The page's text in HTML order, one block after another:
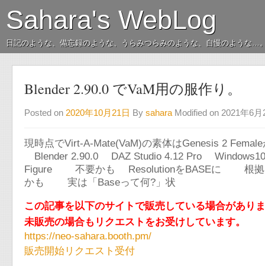
Sahara's WebLog
日記のような、備忘録のような、うらみつらみのような、自慢のような…
Blender 2.90.0 でVaM用の服作り。
Posted on 2020年10月21日 By sahara Modified on 2021年6月
現時点でVirt-A-Mate(VaM)の素体はGenesis 2
Blender 2.90.0 DAZ Studio 4.12 Pro
Figure 不要かも ResolutionをBASEに 根拠は
かも 実は「Baseって何?」状
この記事を以下のサイトで販売している場合があり
未販売の場合もリクエストをお受けしています。
https://neo-sahara.booth.pm/
販売開始リクエスト受付